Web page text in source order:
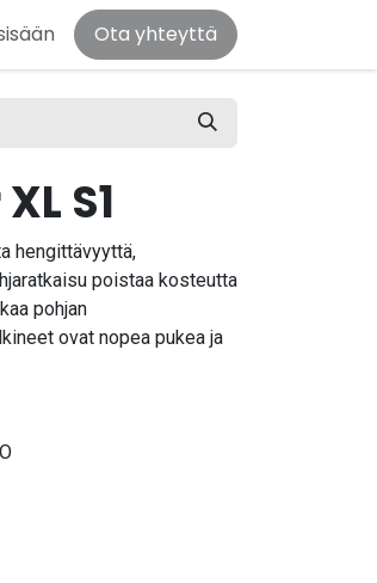
Ota yhteyttä
S1
hengittävyyttä,
poistaa kosteutta
pohjan
ovat nopea pukea ja